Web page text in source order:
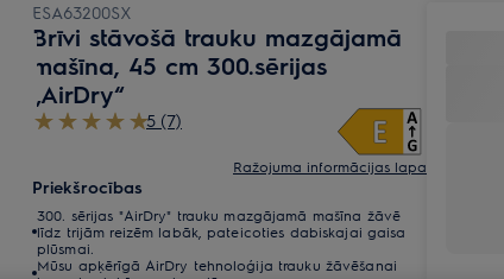
ESA63200SX
Brīvi stāvošā trauku mazgājamā
mašīna, 45 cm 300.sērijas
„AirDry“
5 (7)
Ražojuma informācijas lapa
Priekšrocības
300. sērijas "AirDry" trauku mazgājamā mašīna žāvē
līdz trijām reizēm labāk, pateicoties dabiskajai gaisa
plūsmai.
Mūsu apķērīgā AirDry tehnoloģija trauku žāvēšanai